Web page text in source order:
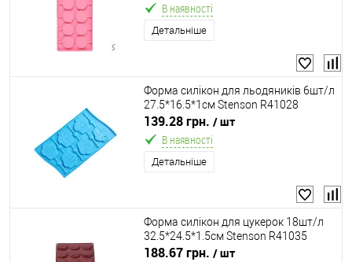
В наявності
Детальніше
Форма силікон для льодяників 6шт/л
27.5*16.5*1см Stenson R41028
139.28 грн. / шт
В наявності
Детальніше
Форма силікон для цукерок 18шт/л
32.5*24.5*1.5см Stenson R41035
188.67 грн. / шт